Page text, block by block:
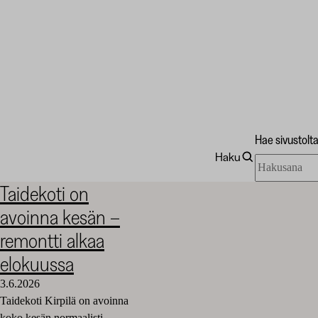
Haku
Hae sivustolta
sivustolta
Taidekoti on
avoinna kesän –
remontti alkaa
elokuussa
3.6.2026
Taidekoti Kirpilä on avoinna